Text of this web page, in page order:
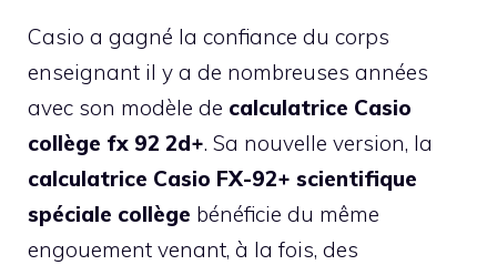
Casio a gagné la confiance du corps
enseignant il y a de nombreuses années
avec son modèle de calculatrice Casio
collège fx 92 2d+. Sa nouvelle version, la
calculatrice Casio FX-92+ scientifique
spéciale collège bénéficie du même
engouement venant, à la fois, des